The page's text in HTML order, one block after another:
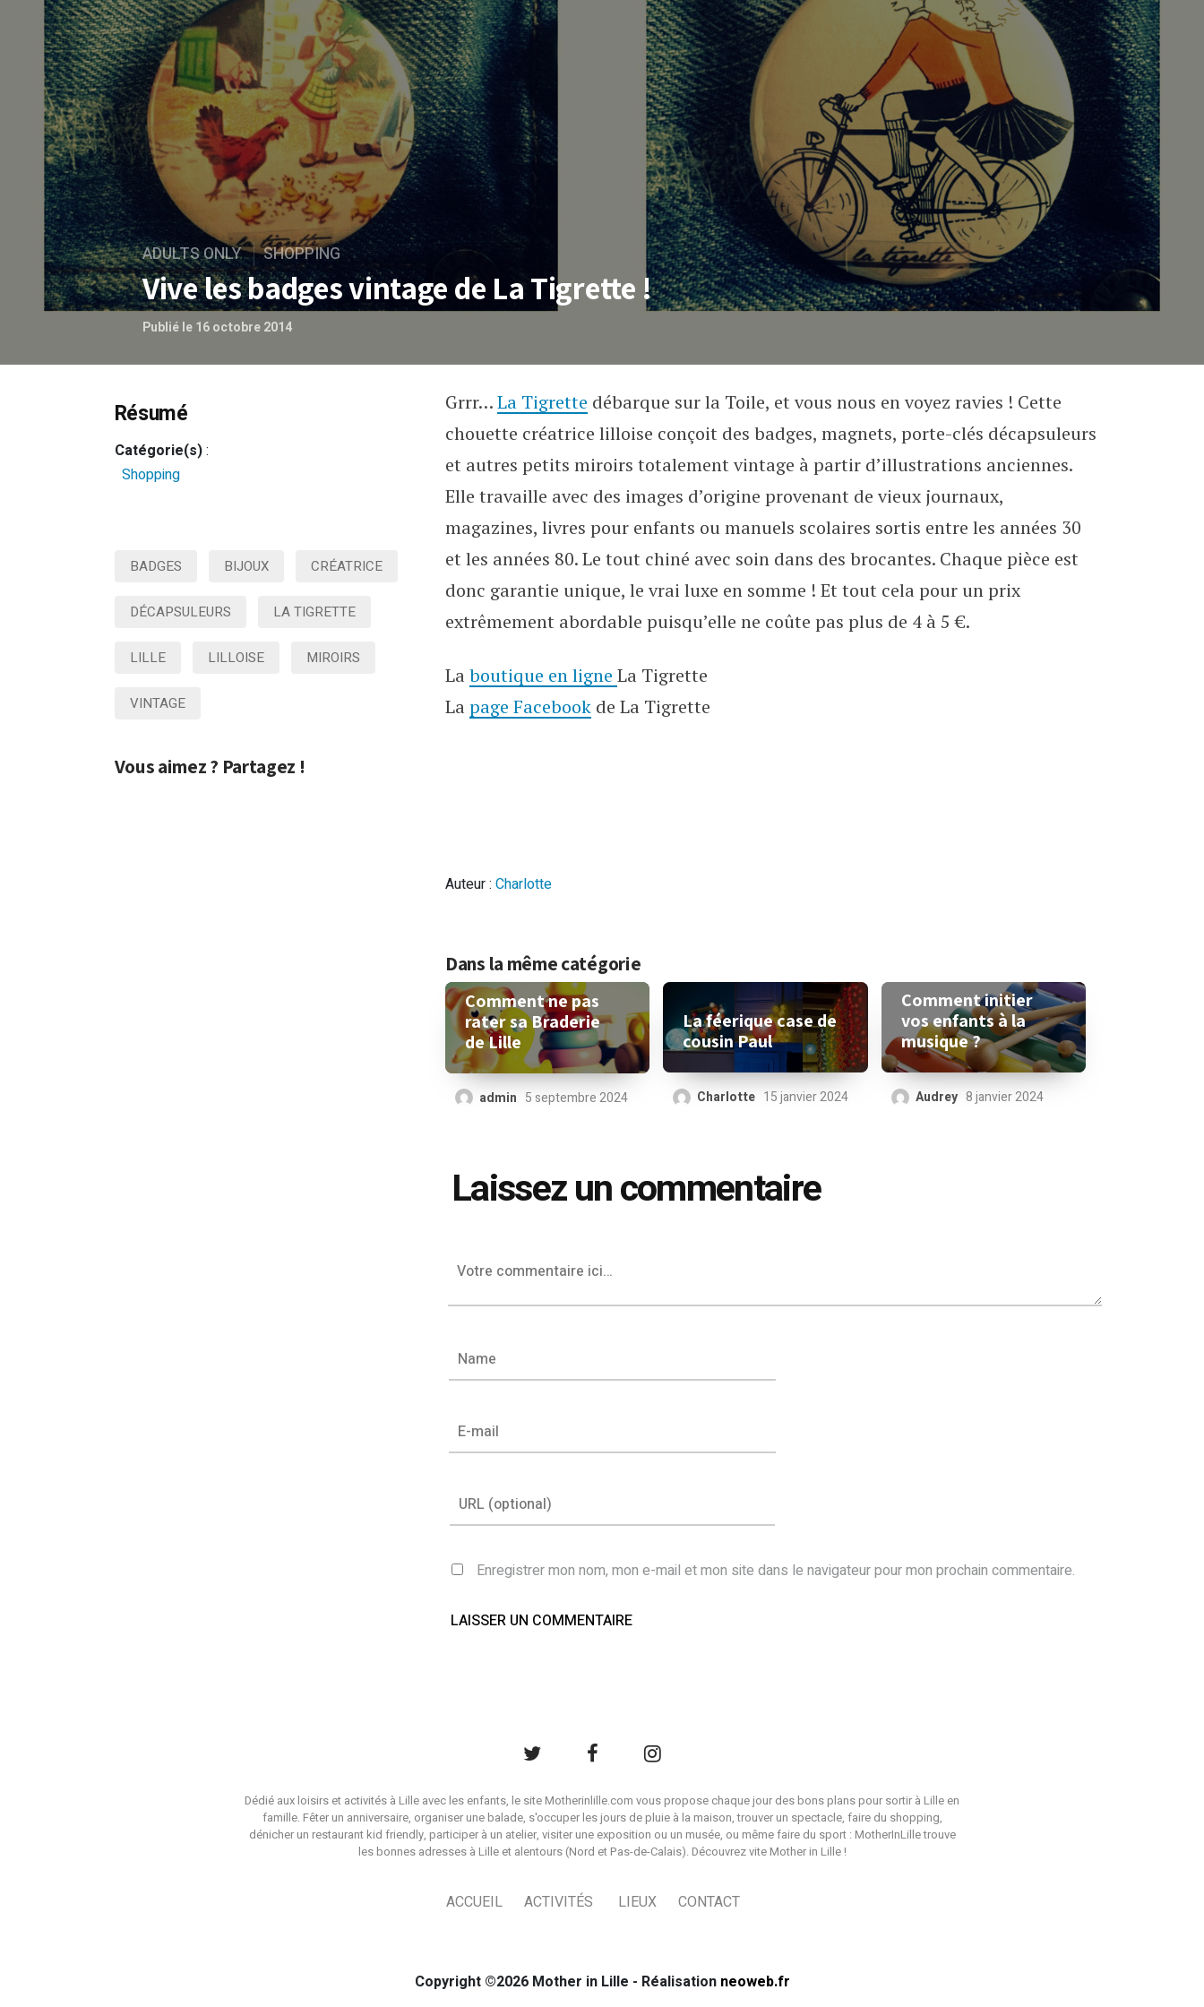
ADULTS ONLY SHOPPING
Vive les badges vintage de La Tigrette !
Publié le 16 octobre 2014
Vive les badges vintage de La Tigrette !
Grrr…La Tigrette débarque sur la Toile, et vous nous en voyez ravies ! Cette
chouette créatrice lilloise conçoit des badges, magnets, porte-clés décapsuleurs
et autres petits miroirs totalement vintage à partir d’illustrations anciennes.
Elle travaille avec des images d’origine provenant de vieux journaux,
magazines, livres pour enfants ou manuels scolaires sortis entre les années 30
et les années 80. Le tout chiné avec soin dans des brocantes. Chaque pièce est
donc garantie unique, le vrai luxe en somme ! Et tout cela pour un prix
extrêmement abordable puisqu’elle ne coûte pas plus de 4 à 5 €.
La boutique en ligne La Tigrette
La page Facebook de La Tigrette
Auteur : Charlotte
Résumé
Catégorie(s):
Shopping
BADGES BIJOUX CRÉATRICE
DÉCAPSULEURS LA TIGRETTE
LILLE LILLOISE MIROIRS
VINTAGE
Vous aimez ? Partagez !
Dans la même catégorie
Comment ne pas
rater sa Braderie
de Lille
admin 5 septembre 2024
La féerique case de
cousin Paul
Charlotte 15 janvier 2024
Comment initier
vos enfants à la
musique ?
Audrey 8 janvier 2024
Laissez un commentaire
Enregistrer mon nom, mon e-mail et mon site dans le navigateur pour mon prochain commentaire.
Dédié aux loisirs et activités à Lille avec les enfants, le site Motherinlille.com vous propose chaque jour des bons plans pour sortir à Lille en
famille. Fêter un anniversaire, organiser une balade, s'occuper les jours de pluie à la maison, trouver un spectacle, faire du shopping,
dénicher un restaurant kid friendly, participer à un atelier, visiter une exposition ou un musée, ou même faire du sport : MotherInLille trouve
les bonnes adresses à Lille et alentours (Nord et Pas-de-Calais). Découvrez vite Mother in Lille !
ACCUEIL ACTIVITÉS LIEUX CONTACT
Copyright ©2026 Mother in Lille - Réalisation neoweb.fr